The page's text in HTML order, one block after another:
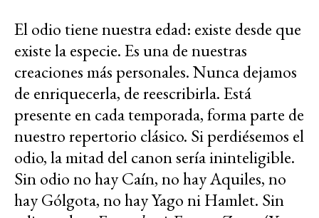
El odio tiene nuestra edad: existe desde que
existe la especie. Es una de nuestras
creaciones más personales. Nunca dejamos
de enriquecerla, de reescribirla. Está
presente en cada temporada, forma parte de
nuestro repertorio clásico. Si perdiésemos el
odio, la mitad del canon sería ininteligible.
Sin odio no hay Caín, no hay Aquiles, no
hay Gólgota, no hay Yago ni Hamlet. Sin